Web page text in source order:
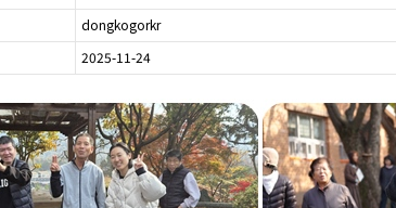
dongkogorkr
2025-11-24